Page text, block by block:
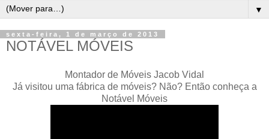
▼
sexta-feira, 1 de março de 2013
NOTÁVEL MÓVEIS
Montador de Móveis Jacob Vidal
Já visitou uma fábrica de móveis? Não? Então conheça a
Notável Móveis